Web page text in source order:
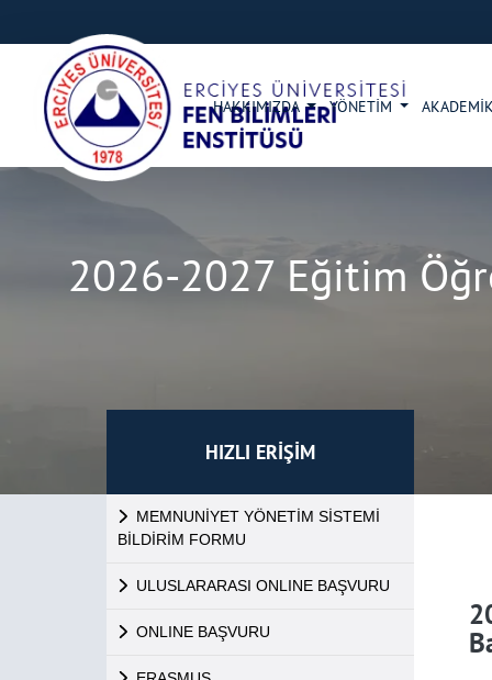
HAKKIMIZDA YÖNETİM
2026-2027 Eğitim
HIZLI ERİŞİM
MEMNUNİYET YÖNETİM SİSTEMİ
BİLDİRİM FORMU
ULUSLARARASI ONLINE BAŞVURU
ONLINE BAŞVURU